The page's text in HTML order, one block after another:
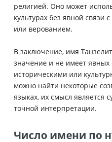
религией. Оно может
культурах без явной связи
или верованием.
В заключение, имя
значение и не имеет явных
историческими или
можно найти некоторые
языках, их смысл является
точной интерпретации.
Число имени по